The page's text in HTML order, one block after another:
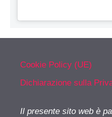
Cookie Policy (UE)
Dichiarazione sulla
Il presente sito web è